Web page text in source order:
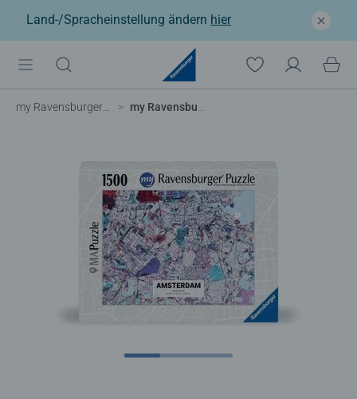
Land-/Spracheinstellung ändern hier
my Ravensburger Stadtplan Puzzle my Ravensburger 1500 Teile personalisiertes MAPuzzle